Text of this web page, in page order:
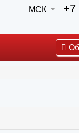
МСК +7